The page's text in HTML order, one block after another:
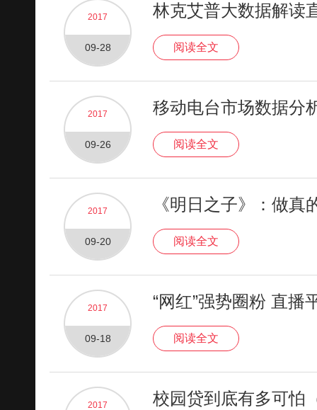
2017
09-28
林克艾普大数据解读
阅读全文
2017
09-26
移动电台市场数据分
阅读全文
2017
09-20
《明日之子》：做真
阅读全文
2017
09-18
“网红”强势圈粉 直播
阅读全文
2017 校园贷到底有多可怕